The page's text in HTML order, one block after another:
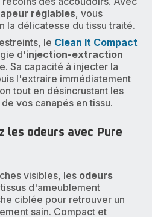
réglables, vous
la délicatesse du tissu traité.
le Clean It Compact
d'injection-extraction
Sa capacité à injecter la
l'extraire immédiatement
tout en désincrustant les
vos canapés en tissu.
les odeurs avec Pure
visibles, les odeurs
d'ameublement
ciblée pour retrouver un
sain. Compact et